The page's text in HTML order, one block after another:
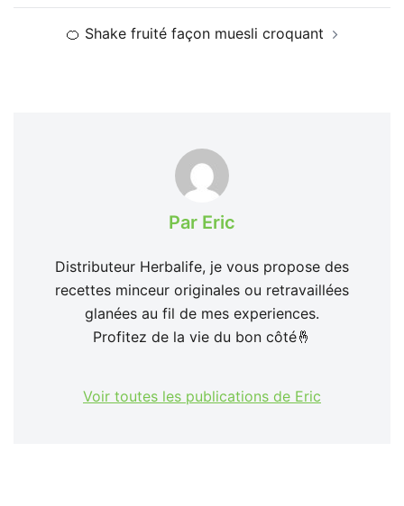
🍊 Shake fruité façon muesli croquant
Par Eric
Distributeur Herbalife, je vous propose des
recettes minceur originales ou retravaillées
glanées au fil de mes experiences.
Profitez de la vie du bon côté🤞
Voir toutes les publications de Eric